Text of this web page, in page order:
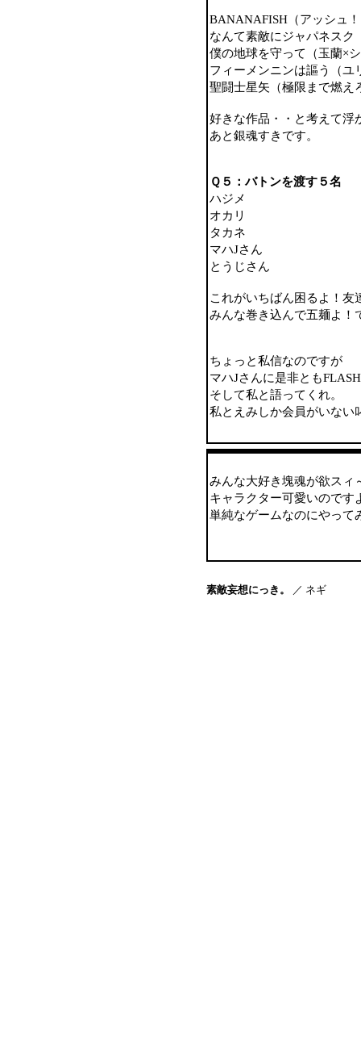
BANANAFISH（アッシュ
なんて素敵にジャパネスク
僕の地球を守って（玉蘭×
フィーメンニンは謳う（ユ
聖闘士星矢（極限まで燃え
好きな作品・・と考えて浮
あと銀魂すきです。
Ｑ５：バトンを渡す５名
ハジメ
オカリ
タカネ
マハJさん
とうじさん
これがいちばん困るよ！友
みんな巻き込んで五麺よ
ちょっと私信なのですが
マハJさんに是非とも
そして私と語ってくれ。
私とえみしか会員がいない
みんな大好き塊魂が欲スィ
キャラクター可愛いのです
単純なゲームなのにやって
素敵妄想にっき。 ／ ネギ